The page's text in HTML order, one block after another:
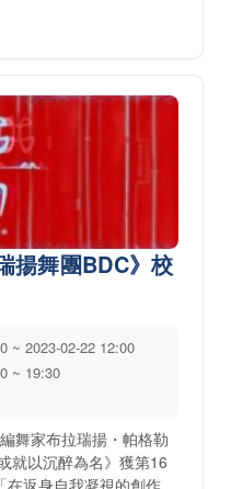
揚舞團BDC》校
~ 2023-02-22 12:00
~ 19:30
舞家布拉瑞揚・帕格勒
就以沉醉為名》獲第16
在返身自我凝視的創作